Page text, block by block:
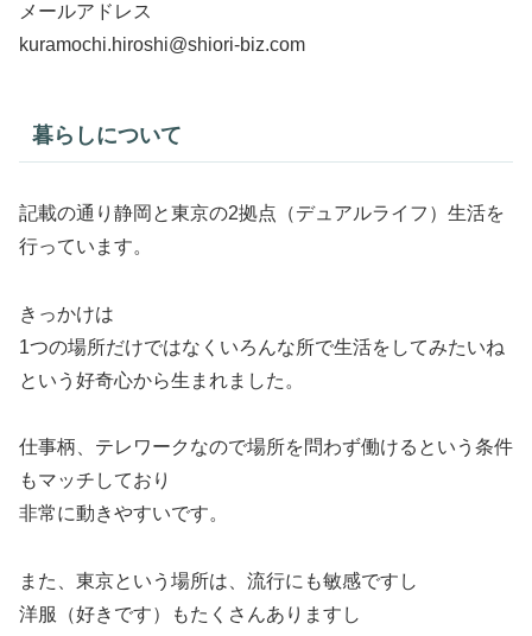
メールアドレス
kuramochi.hiroshi@shiori-biz.com
暮らしについて
記載の通り静岡と東京の2拠点（デュアルライフ）生活を
行っています。
きっかけは
1つの場所だけではなくいろんな所で生活をしてみたいね
という好奇心から生まれました。
仕事柄、テレワークなので場所を問わず働けるという条件
もマッチしており
非常に動きやすいです。
また、東京という場所は、流行にも敏感ですし
洋服（好きです）もたくさんありますし